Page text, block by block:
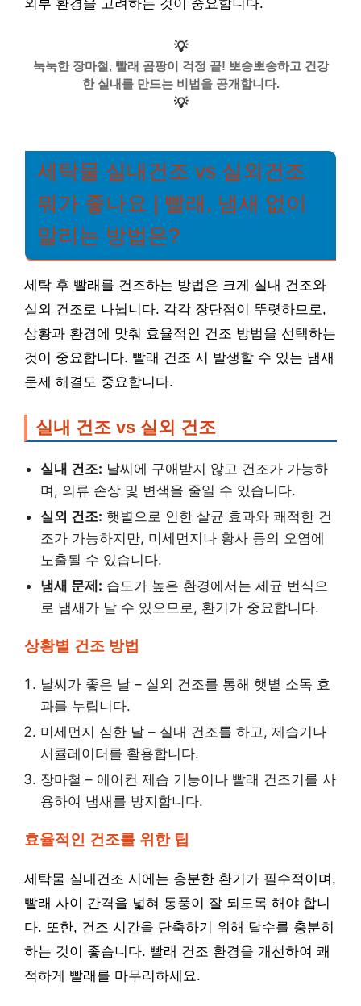
외부 환경을 고려하는 것이 중요합니다.
💡
눅눅한 장마철, 빨래 곰팡이 걱정 끝! 뽀송뽀송하고 건강
한 실내를 만드는 비법을 공개합니다.
💡
세탁물 실내건조 vs 실외건조
뭐가 좋나요 | 빨래, 냄새 없이
말리는 방법은?
세탁 후 빨래를 건조하는 방법은 크게 실내 건조와
실외 건조로 나뉩니다. 각각 장단점이 뚜렷하므로,
상황과 환경에 맞춰 효율적인 건조 방법을 선택하는
것이 중요합니다. 빨래 건조 시 발생할 수 있는 냄새
문제 해결도 중요합니다.
실내 건조 vs 실외 건조
실내 건조: 날씨에 구애받지 않고 건조가 가능하
며, 의류 손상 및 변색을 줄일 수 있습니다.
실외 건조: 햇볕으로 인한 살균 효과와 쾌적한 건
조가 가능하지만, 미세먼지나 황사 등의 오염에
노출될 수 있습니다.
냄새 문제: 습도가 높은 환경에서는 세균 번식으
로 냄새가 날 수 있으므로, 환기가 중요합니다.
상황별 건조 방법
날씨가 좋은 날 – 실외 건조를 통해 햇볕 소독 효
과를 누립니다.
미세먼지 심한 날 – 실내 건조를 하고, 제습기나
서큘레이터를 활용합니다.
장마철 – 에어컨 제습 기능이나 빨래 건조기를 사
용하여 냄새를 방지합니다.
효율적인 건조를 위한 팁
세탁물 실내건조 시에는 충분한 환기가 필수적이며,
빨래 사이 간격을 넓혀 통풍이 잘 되도록 해야 합니
다. 또한, 건조 시간을 단축하기 위해 탈수를 충분히
하는 것이 좋습니다. 빨래 건조 환경을 개선하여 쾌
적하게 빨래를 마무리하세요.